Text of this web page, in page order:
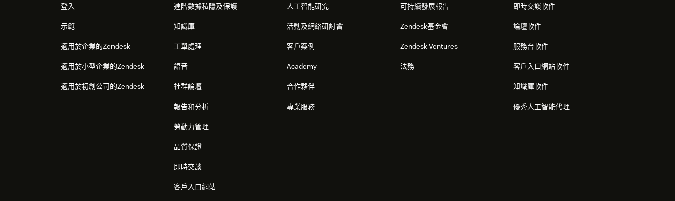
登入
示範
適用於企業的Zendesk
適用於小型企業的Zendesk
適用於初創公司的Zendesk
進階數據私隱及保護
知識庫
工單處理
語音
社群論壇
報告和分析
勞動力管理
品質保證
即時交談
客戶入口網站
人工智能研究
活動及網絡研討會
客戶案例
Academy
合作夥伴
專業服務
可持續發展報告
Zendesk基金會
Zendesk Ventures
法務
即時交談軟件
論壇軟件
服務台軟件
客戶入口網站軟件
知識庫軟件
優秀人工智能代理